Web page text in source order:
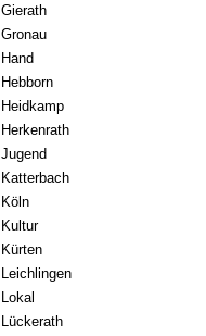
Gierath
Gronau
Hand
Hebborn
Heidkamp
Herkenrath
Jugend
Katterbach
Köln
Kultur
Kürten
Leichlingen
Lokal
Lückerath